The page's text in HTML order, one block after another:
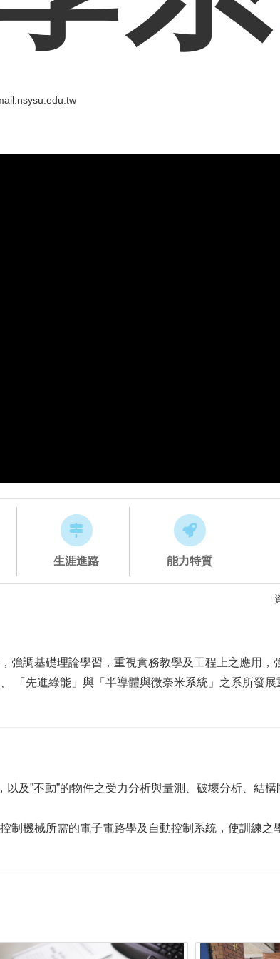
生涯進路 能力特質
強調基礎理論學習，重視實務教學及工程上之應用，
「先進綠能」與「半導體與微奈米系統」之系所發展
以及”不動”的物件之受力分析與量測、破壞分析、結
制機械所需的電子電路學及自動控制系統，使訓練之